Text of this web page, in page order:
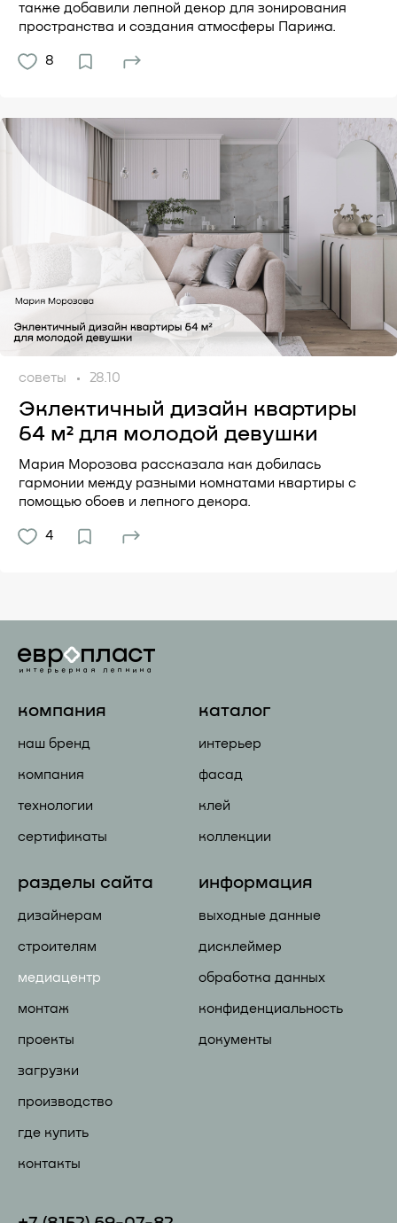
также добавили лепной декор для зонирования
пространства и создания атмосферы Парижа.
8
советы 28.10
Эклектичный дизайн квартиры
64 м² для молодой девушки
Мария Морозова рассказала как добилась
гармонии между разными комнатами квартиры с
помощью обоев и лепного декора.
4
компания
наш бренд
компания
технологии
сертификаты
каталог
интерьер
фасад
клей
коллекции
разделы сайта
дизайнерам
строителям
медиацентр
монтаж
проекты
загрузки
производство
где купить
контакты
информация
выходные данные
дисклеймер
обработка данных
конфиденциальность
документы